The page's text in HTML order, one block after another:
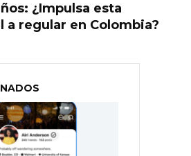
¿Impulsa esta
regular en Colombia?